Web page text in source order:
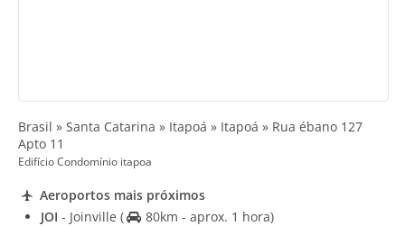
Brasil » Santa Catarina » Itapoá » Itapoá » Rua ébano 127
Apto 11
Edifício Condomínio itapoa
Aeroportos mais próximos
JOI - Joinville (
80km - aprox. 1 hora)